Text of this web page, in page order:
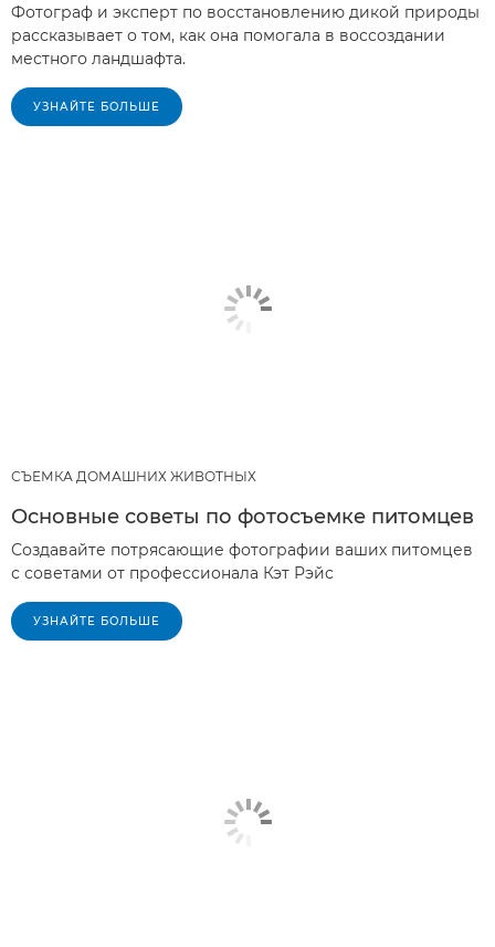
Фотограф и эксперт по восстановлению дикой природы
рассказывает о том, как она помогала в воссоздании
местного ландшафта.
УЗНАЙТЕ БОЛЬШЕ
СЪЕМКА ДОМАШНИХ ЖИВОТНЫХ
Основные советы по фотосъемке питомцев
Создавайте потрясающие фотографии ваших питомцев
с советами от профессионала Кэт Рэйс
УЗНАЙТЕ БОЛЬШЕ